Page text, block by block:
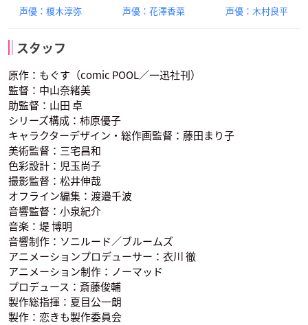
声優：榎木淳弥 声優：花澤香菜 声優：木村良平
スタッフ
原作：もぐす（comic POOL／一迅社刊）
監督：中山奈緒美
助監督：山田 卓
シリーズ構成：柿原優子
キャラクターデザイン・総作画監督：藤田まり子
美術監督：三宅昌和
色彩設計：児玉尚子
撮影監督：松井伸哉
オフライン編集：渡邉千波
音響監督：小泉紀介
音楽：堤 博明
音響制作：ソニルード／ブルームズ
アニメーションプロデューサー：衣川 徹
アニメーション制作：ノーマッド
プロデュース：斎藤俊輔
製作総指揮：夏目公一朗
製作：恋きも製作委員会